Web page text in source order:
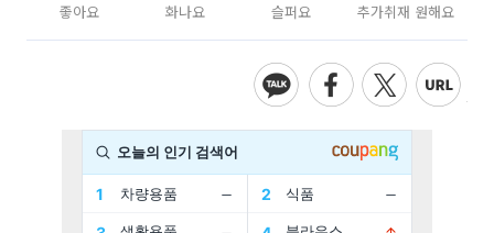
좋아요 화나요 슬퍼요 추가취재 원해요